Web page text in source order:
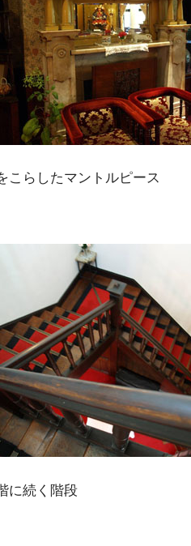
こらしたマントルピース
に続く階段